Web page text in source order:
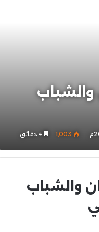
1٬003
والشباب